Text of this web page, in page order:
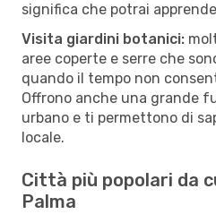
significa che potrai
Visita giardini botanici:
aree coperte e serre che
quando il tempo non
Offrono anche una grande
urbano e ti permettono di
locale.
Città più popolari da
Palma